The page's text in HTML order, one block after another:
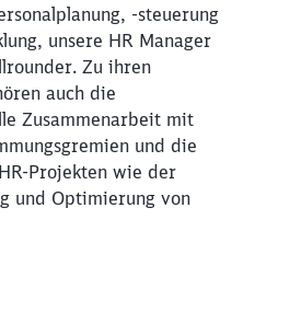
-steuerung
unsere HR Manager
Zu ihren
auch die
Zusammenarbeit mit
und die
Projekten wie der
und Optimierung von